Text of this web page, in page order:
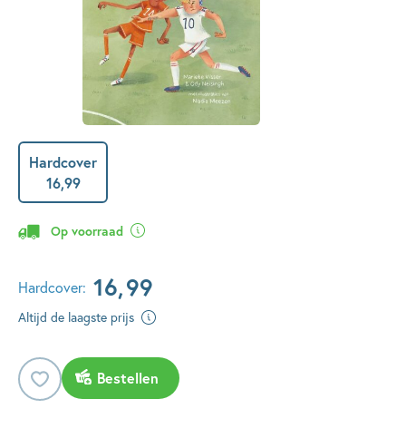
Hardcover
16,99
Op voorraad
Hardcover: 16,99
Altijd de laagste prijs
Bestellen